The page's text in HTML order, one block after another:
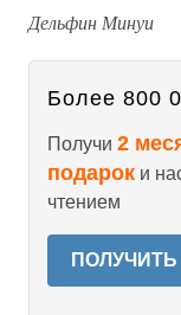
Дельфин Минуи
Более 800
Получи 2
подарок и
чтением